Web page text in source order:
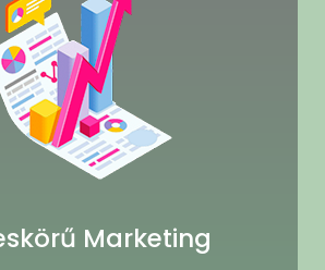
Marketing